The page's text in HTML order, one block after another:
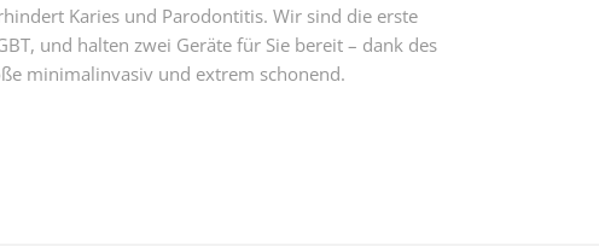
Karies und Parodontitis. Wir sind die erste
und halten zwei Geräte für Sie bereit – dank des
minimalinvasiv und extrem schonend.